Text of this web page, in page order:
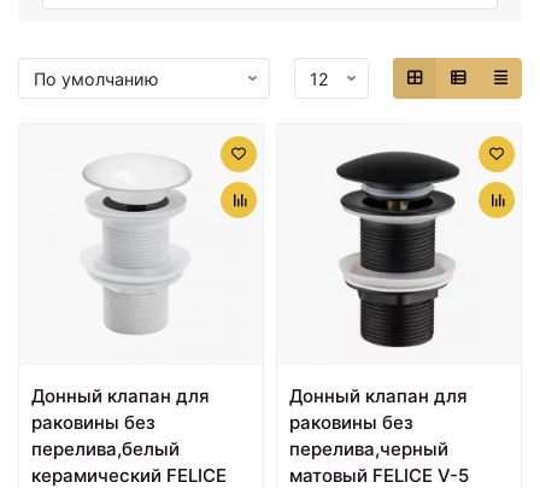
Донный клапан для
раковины без
перелива,белый
керамический FELICE
Донный клапан для
раковины без
перелива,черный
матовый FELICE V-5